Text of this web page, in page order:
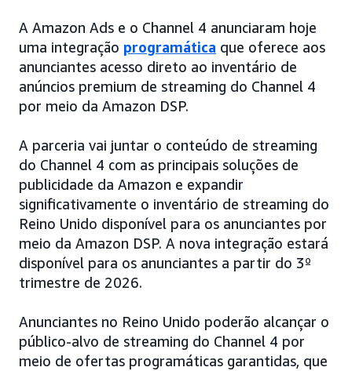
A Amazon Ads e o Channel 4 anunciaram hoje
uma integração programática que oferece aos
anunciantes acesso direto ao inventário de
anúncios premium de streaming do Channel 4
por meio da Amazon DSP.
A parceria vai juntar o conteúdo de streaming
do Channel 4 com as principais soluções de
publicidade da Amazon e expandir
significativamente o inventário de streaming do
Reino Unido disponível para os anunciantes por
meio da Amazon DSP. A nova integração estará
disponível para os anunciantes a partir do 3º
trimestre de 2026.
Anunciantes no Reino Unido poderão alcançar o
público-alvo de streaming do Channel 4 por
meio de ofertas programáticas garantidas, que